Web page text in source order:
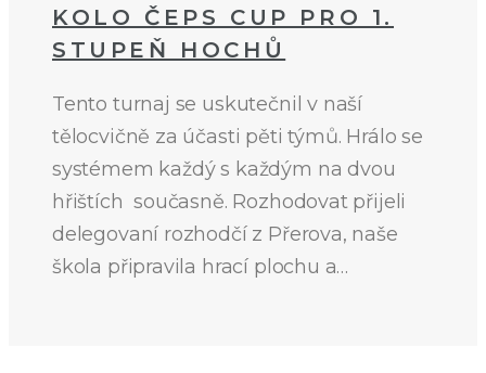
KOLO ČEPS CUP PRO 1.
STUPEŇ HOCHŮ
Tento turnaj se uskutečnil v naší
tělocvičně za účasti pěti týmů. Hrálo se
systémem každý s každým na dvou
hřištích současně. Rozhodovat přijeli
delegovaní rozhodčí z Přerova, naše
škola připravila hrací plochu a…